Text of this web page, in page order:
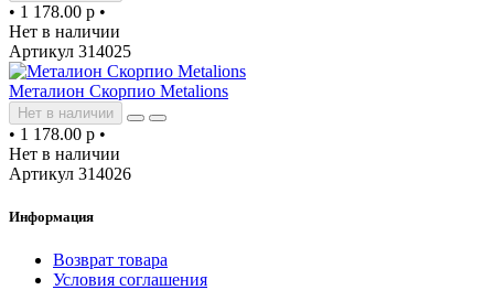
• 1 178.00 р •
Нет в наличии
Артикул 314025
Металион Скорпио Metalions
Нет в наличии
• 1 178.00 р •
Нет в наличии
Артикул 314026
Информация
Возврат товара
Условия соглашения